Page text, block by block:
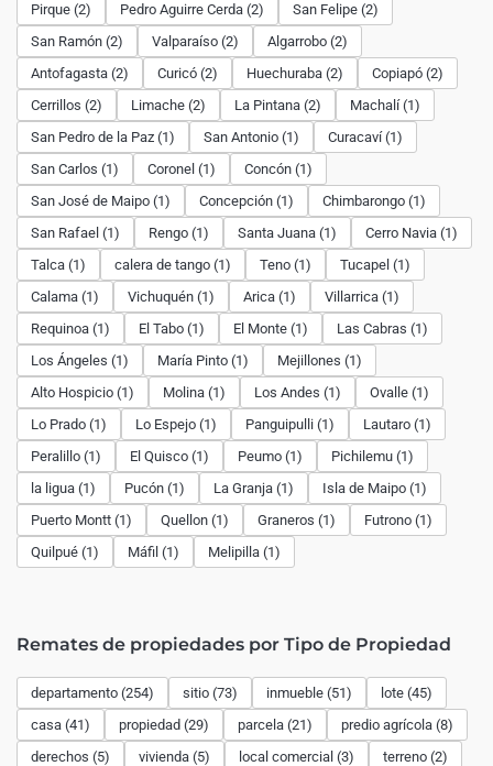
Pirque (2)
Pedro Aguirre Cerda (2)
San Felipe (2)
San Ramón (2)
Valparaíso (2)
Algarrobo (2)
Antofagasta (2)
Curicó (2) Huechuraba (2)
Copiapó (2)
Cerrillos (2)
Limache (2) La Pintana (2)
Machalí (1)
San Pedro de la Paz (1)
San Antonio (1)
Curacaví (1)
San Carlos (1)
Coronel (1)
Concón (1)
San José de Maipo (1)
Concepción (1)
Chimbarongo (1)
San Rafael (1)
Rengo (1) Santa Juana (1)
Cerro Navia (1)
Talca (1)
calera de tango (1) Teno (1)
Tucapel (1)
Calama (1)
Vichuquén (1) Arica (1)
Villarrica (1)
Requinoa (1)
El Tabo (1) El Monte (1)
Las Cabras (1)
Los Ángeles (1)
María Pinto (1)
Mejillones (1)
Alto Hospicio (1)
Molina (1) Los Andes (1)
Ovalle (1)
Lo Prado (1)
Lo Espejo (1) Panguipulli (1)
Lautaro (1)
Peralillo (1)
El Quisco (1) Peumo (1)
Pichilemu (1)
la ligua (1)
Pucón (1) La Granja (1)
Isla de Maipo (1)
Puerto Montt (1)
Quellon (1) Graneros (1)
Futrono (1)
Quilpué (1)
Máfil (1) Melipilla (1)
Remates de propiedades por Tipo de Propiedad
departamento (254) sitio (73) inmueble (51)
lote (45)
casa (41)
propiedad (29) parcela (21)
predio agrícola (8)
derechos (5)
vivienda (5) local comercial (3)
terreno (2)